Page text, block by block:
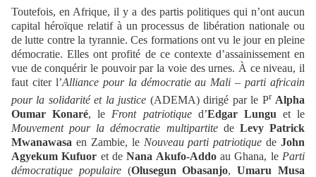
Toutefois, en Afrique, il y a des partis politiques qui n’ont aucun
capital héroïque relatif à un processus de libération nationale ou
de lutte contre la tyrannie. Ces formations ont vu le jour en pleine
démocratie. Elles ont profité de ce contexte d’assainissement en
vue de conquérir le pouvoir par la voie des urnes. À ce niveau, il
faut citer l’Alliance pour la démocratie au Mali – parti africain
pour la solidarité et la justice (ADEMA) dirigé par le Pr Alpha
Oumar Konaré, le Front patriotiqued’Edgar Lungu et le
Mouvement pour la démocratie multipartitede Levy Patrick
Mwanawasa en Zambie, le Nouveau parti patriotique de John
Agyekum Kufuor et deNana Akufo-Addoau Ghana, le Parti
démocratique populaire(Olusegun Obasanjo,Umaru Musa